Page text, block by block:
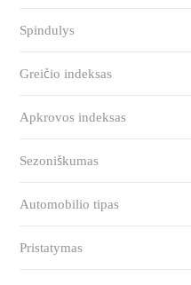
Spindulys
Greičio indeksas
Apkrovos indeksas
Sezoniškumas
Automobilio tipas
Pristatymas